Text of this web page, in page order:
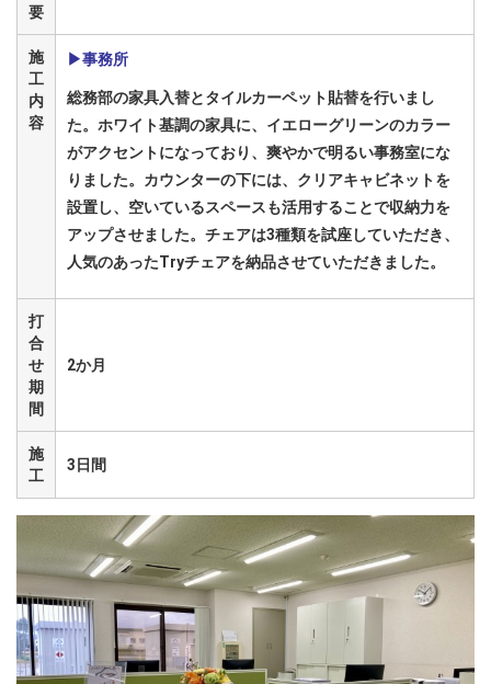
要
施
工
内
容
▶事務所
総務部の家具入替とタイルカーペット貼替を行いまし
た。ホワイト基調の家具に、イエローグリーンのカラー
がアクセントになっており、爽やかで明るい事務室にな
りました。カウンターの下には、クリアキャビネットを
設置し、空いているスペースも活用することで収納力を
アップさせました。チェアは3種類を試座していただき、
人気のあったTryチェアを納品させていただきました。
打
合
せ
期
間
2か月
施
工
3日間